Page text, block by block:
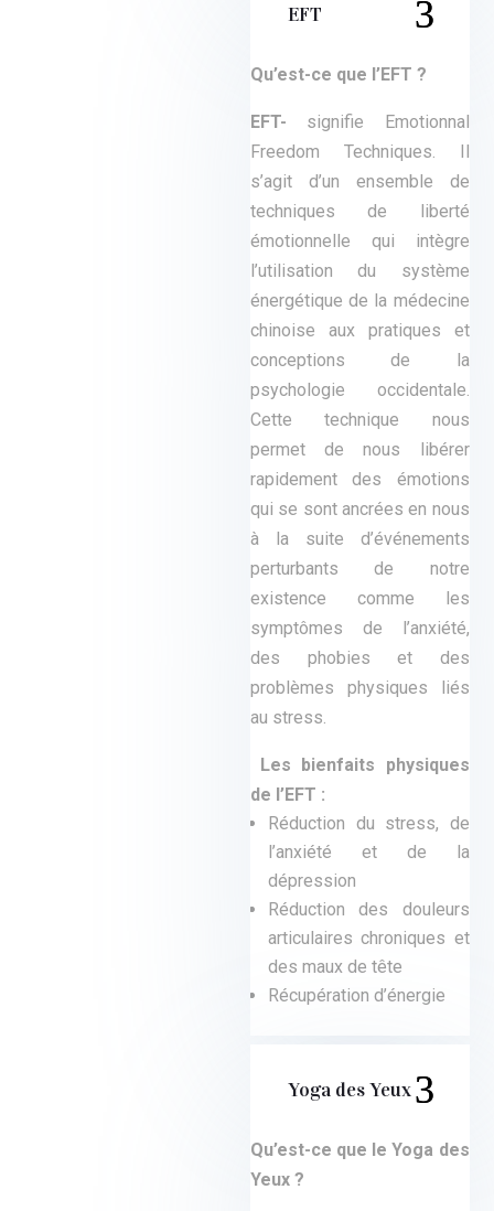
EFT
Qu’est-ce que l’EFT ?
EFT- signifie Emotionnal
Freedom Techniques. Il
s’agit d’un ensemble de
techniques de liberté
émotionnelle qui intègre
l’utilisation du système
énergétique de la médecine
chinoise aux pratiques et
conceptions de la
psychologie occidentale.
Cette technique nous
permet de nous libérer
rapidement des émotions
qui se sont ancrées en nous
à la suite d’événements
perturbants de notre
existence comme les
symptômes de l’anxiété,
des phobies et des
problèmes physiques liés
au stress.
Les bienfaits physiques
de l’EFT :
Réduction du stress, de
l’anxiété et de la
dépression
Réduction des douleurs
articulaires chroniques et
des maux de tête
Récupération d’énergie
Yoga des Yeux
Qu’est-ce que le Yoga des
Yeux ?